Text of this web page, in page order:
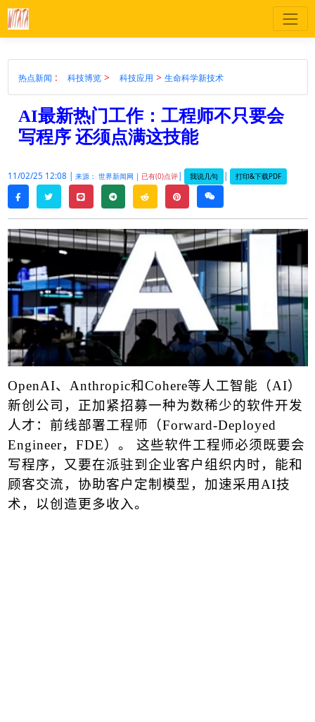
热点新闻 : 科技博览> 科技应用 > 生命科学新技术
AI最新热门工作：工程师不只要会
写程序 还须点满这技能
11/02/25 12:08 | 来源： 世界新闻网 | 已有(0)点评| 我说几句 | 打印&下载PDF
facebooktwitterline telegramreddit pinterestweixin
OpenAI、 Anthropic和Cohere等人工智能（AI）
新创公司，正加紧招募一种为数稀少的软件开发
人才：前线部署工程师（Forward-Deployed
Engineer， FDE）。 这些软件工程师必须既要会
写程序，又要在派驻到企业客户组织内时，能和
顾客交流，协助客户定制模型，加速采用 AI技
术，以创造更多收入。